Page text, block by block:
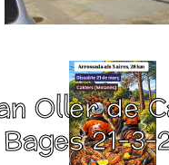
Oller de
Bages 21-3-